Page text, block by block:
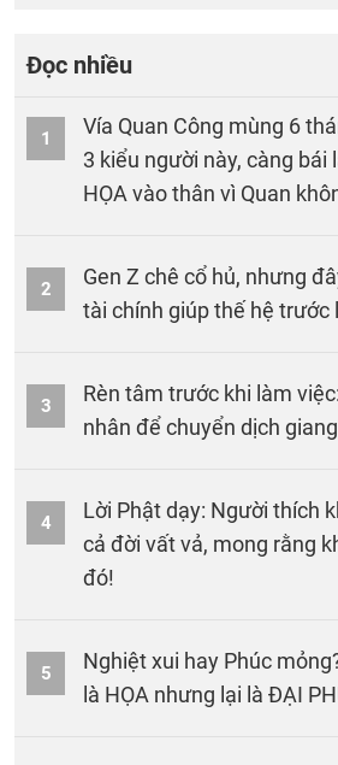
Đọc nhiều
1
Vía Quan Công mùng 6
3 kiểu người này, càng bái
HỌA vào thân vì Quan
2
Gen Z chê cổ hủ, nhưng
tài chính giúp thế hệ trước
3
Rèn tâm trước khi làm
nhân để chuyển dịch
4
Lời Phật dạy: Người thích
cả đời vất vả, mong rằng
đó!
5
Nghiệt xui hay Phúc
là HỌA nhưng lại là ĐẠI